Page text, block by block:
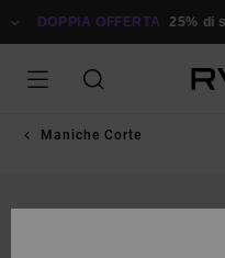
ALLEDOPPIA OFFERTA 25% di
Maniche Corte